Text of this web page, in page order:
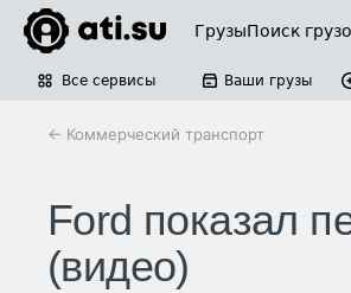
ГрузыПоиск
Все сервисы Ваши грузы
← Коммерческий транспорт
Ford показал
(видео)